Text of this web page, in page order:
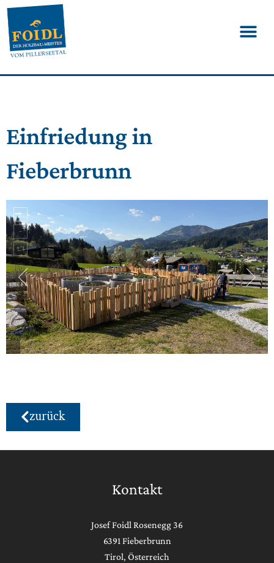
Einfriedung in
Fieberbrunn
zurück
Kontakt
Josef Foidl Rosenegg 36
6391 Fieberbrunn
Tirol, Österreich